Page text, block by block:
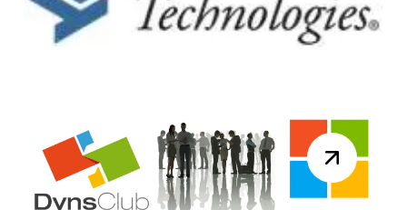
Berlin/Paris, 17 juin 2015, Le groupe
COSMO CONSULT, partenaire ERP
Webinar Bottomline
Technologies dédié au
traitement des factures